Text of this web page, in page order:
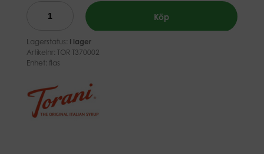
Köp
Lagerstatus: I lager
Artikelnr: TOR T370002
Enhet: flas